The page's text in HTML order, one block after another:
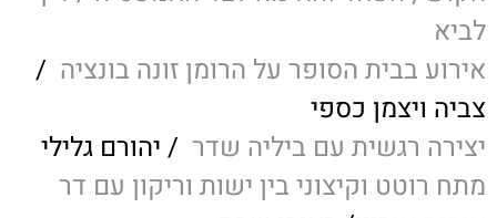
לביא
אירוע בבית הסופר על הרומן זונה בונציה /
צביה ויצמן כספי
יצירה רגשית עם ביליה שדר / יהורם גלילי
מתח רוטט וקיצוני בין ישות וריקון עם דר